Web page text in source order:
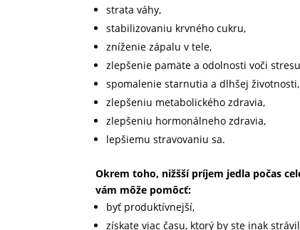
strata váhy,
stabilizovaniu krvného cukru,
zníženie zápalu v tele,
zlepšenie pamäte a odolnosti voči
spomalenie starnutia a dlhšej životnosti,
zlepšeniu metabolického zdravia,
zlepšeniu hormonálneho zdravia,
lepšiemu stravovaniu sa.
Okrem toho, nižšší príjem jedla počas
vám môže pomôcť:
byť produktívnejší,
získate viac času, ktorý by ste inak